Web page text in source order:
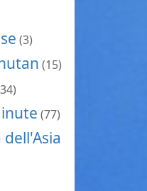
(3)
(15)
(77)